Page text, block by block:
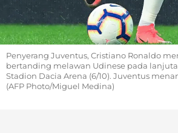
Penyerang Juventus, Cristiano Ronaldo
bertanding melawan Udinese pada
Stadion Dacia Arena (6/10). Juventus
(AFP Photo/Miguel Medina)